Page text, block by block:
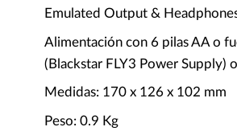
Emulated Output &
Alimentación con 6 pilas AA o
(Blackstar FLY3 Power Supply)
Medidas: 170 x 126 x 102 mm
Peso: 0.9 Kg